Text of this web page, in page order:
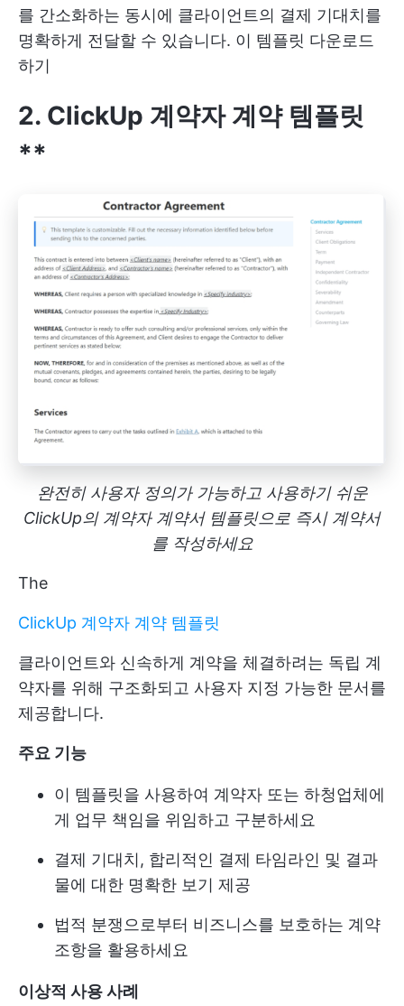
를 간소화하는 동시에 클라이언트의 결제 기대치를
명확하게 전달할 수 있습니다. 이 템플릿 다운로드
하기
2. ClickUp 계약자 계약 템플릿
**
완전히 사용자 정의가 가능하고 사용하기 쉬운
ClickUp의 계약자 계약서 템플릿으로 즉시 계약서
를 작성하세요
The
ClickUp 계약자 계약 템플릿
클라이언트와 신속하게 계약을 체결하려는 독립 계
약자를 위해 구조화되고 사용자 지정 가능한 문서를
제공합니다.
주요 기능
이 템플릿을 사용하여 계약자 또는 하청업체에
게 업무 책임을 위임하고 구분하세요
결제 기대치, 합리적인 결제 타임라인 및 결과
물에 대한 명확한 보기 제공
법적 분쟁으로부터 비즈니스를 보호하는 계약
조항을 활용하세요
이상적 사용 사례